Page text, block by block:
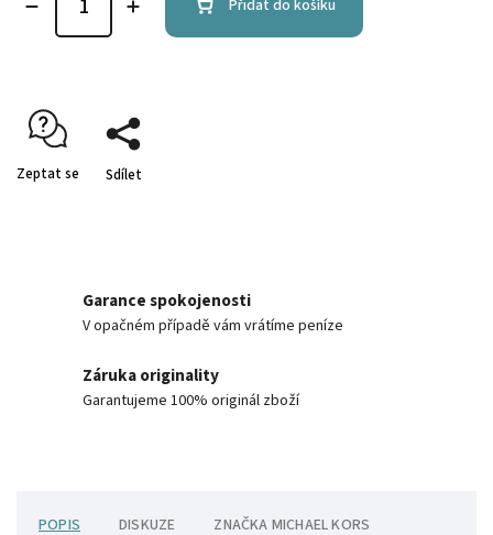
Přidat do košíku
Zeptat se Sdílet
Garance spokojenosti
V opačném případě vám vrátíme peníze
Záruka originality
Garantujeme 100% originál zboží
POPIS DISKUZE ZNAČKA MICHAEL KORS